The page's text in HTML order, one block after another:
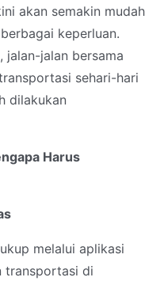
akan semakin mudah
keperluan.
jalan-jalan bersama
sehari-hari
dilakukan
Harus
melalui aplikasi
transportasi di